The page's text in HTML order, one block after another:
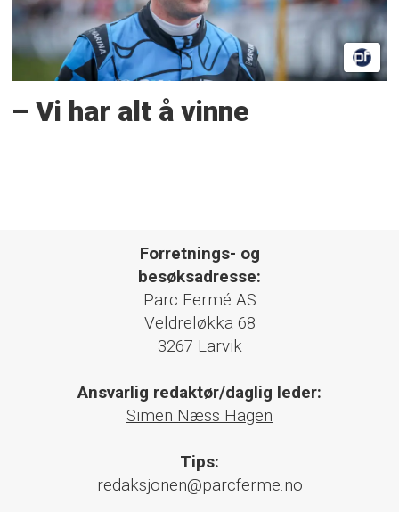
– Vi har alt å vinne
Forretnings- og
besøksadresse:
Parc Fermé AS
Veldreløkka 68
3267 Larvik
Ansvarlig redaktør/daglig leder:
Simen Næss Hagen
Tips:
redaksjonen@parcferme.no